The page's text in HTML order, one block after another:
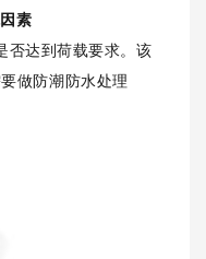
素
否达到荷载要求。该
做防潮防水处理